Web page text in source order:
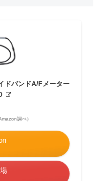
ドバンドA/Fメーター
調べ）